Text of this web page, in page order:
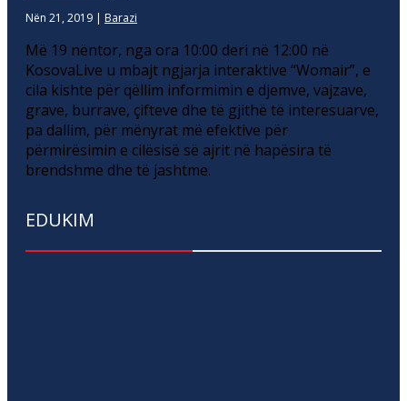
Nën 21, 2019 | Barazi
Më 19 nëntor, nga ora 10:00 deri në 12:00 në
KosovaLive u mbajt ngjarja interaktive “Womair”, e
cila kishte për qëllim informimin e djemve, vajzave,
grave, burrave, çifteve dhe të gjithë të interesuarve,
pa dallim, për mënyrat më efektive për
përmirësimin e cilësisë së ajrit në hapësira të
brendshme dhe të jashtme.
EDUKIM